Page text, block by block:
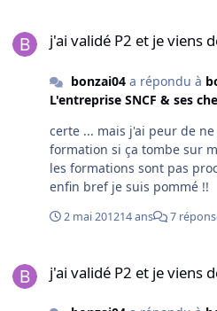
j'ai validé P2 et je viens
bonzai04a répondu à
L'entreprise SNCF & ses
certe ... mais j'ai peur de
formation si ça tombe sur
les formations sont pas
enfin bref je suis pommé !!
2 mai 201214 ans 7
j'ai validé P2 et je viens